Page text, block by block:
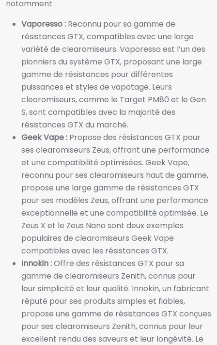
notamment :
Vaporesso : Reconnu pour sa gamme de
résistances GTX, compatibles avec une large
variété de clearomiseurs. Vaporesso est l’un des
pionniers du système GTX, proposant une large
gamme de résistances pour différentes
puissances et styles de vapotage. Leurs
clearomiseurs, comme le Target PM80 et le Gen
S, sont compatibles avec la majorité des
résistances GTX du marché.
Geek Vape : Propose des résistances GTX pour
ses clearomiseurs Zeus, offrant une performance
et une compatibilité optimisées. Geek Vape,
reconnu pour ses clearomiseurs haut de gamme,
propose une large gamme de résistances GTX
pour ses modèles Zeus, offrant une performance
exceptionnelle et une compatibilité optimisée. Le
Zeus X et le Zeus Nano sont deux exemples
populaires de clearomiseurs Geek Vape
compatibles avec les résistances GTX.
Innokin :Offre des résistances GTX pour sa
gamme de clearomiseurs Zenith, connus pour
leur simplicité et leur qualité. Innokin, un fabricant
réputé pour ses produits simples et fiables,
propose une gamme de résistances GTX conçues
pour ses clearomiseurs Zenith, connus pour leur
excellent rendu des saveurs et leur longévité. Le